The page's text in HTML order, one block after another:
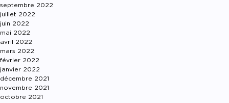
septembre 2022
juillet 2022
juin 2022
mai 2022
avril 2022
mars 2022
février 2022
janvier 2022
décembre 2021
novembre 2021
octobre 2021